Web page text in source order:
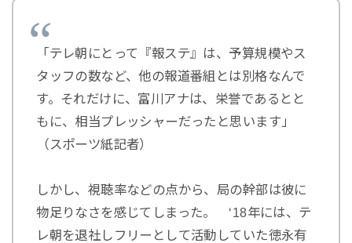
「テレ朝にとって『報ステ』は、予算規模やス
タッフの数など、他の報道番組とは別格なんで
す。それだけに、富川アナは、栄誉であるとと
もに、相当プレッシャーだったと思います」
（スポーツ紙記者）
しかし、視聴率などの点から、局の幹部は彼に
物足りなさを感じてしまった。 ‘18年には、テ
レ朝を退社しフリーとして活動していた徳永有